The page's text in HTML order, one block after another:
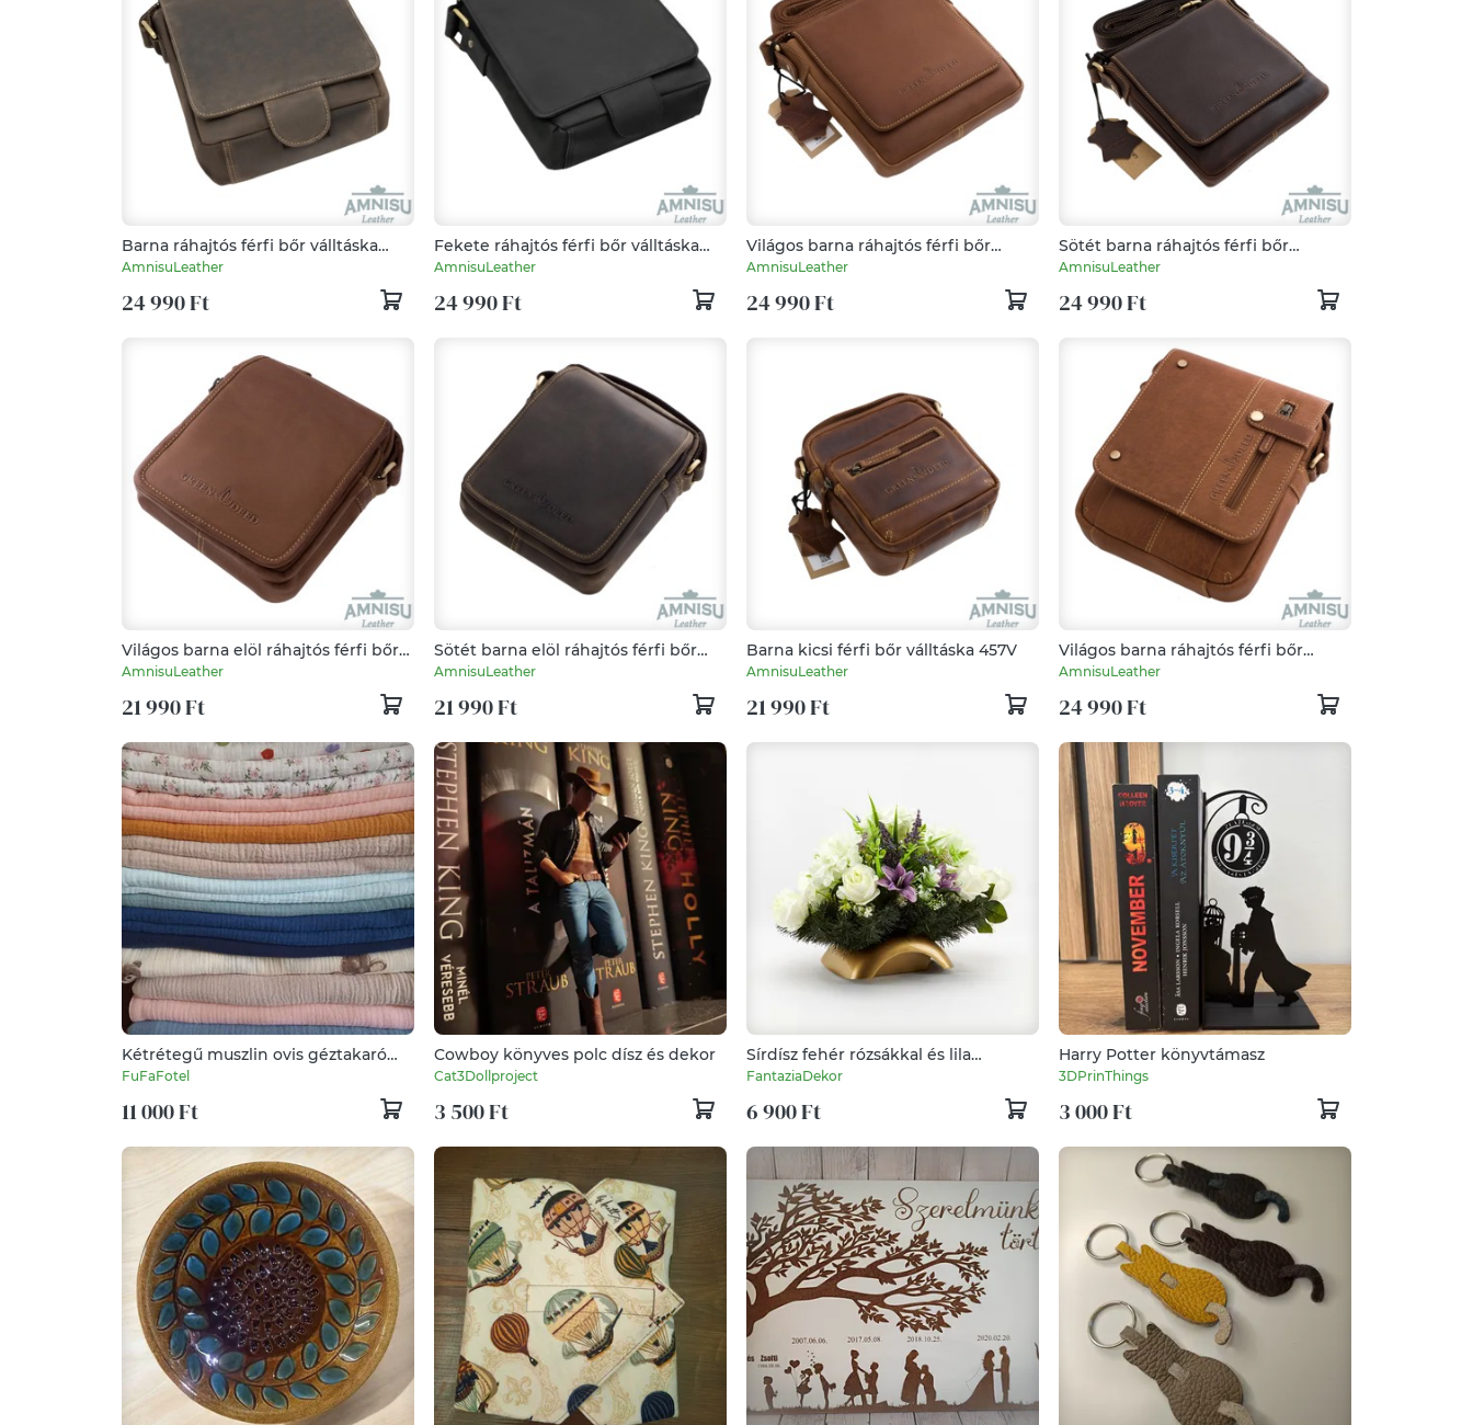
Barna ráhajtós férfi bőr válltáska
TA038
AmnisuLeather
24 990 Ft
Fekete ráhajtós férfi bőr válltáska
TA038
AmnisuLeather
24 990 Ft
Világos barna ráhajtós férfi bőr
válltáska 710B
AmnisuLeather
24 990 Ft
Sötét barna ráhajtós férfi bőr
válltáska 710C
AmnisuLeather
24 990 Ft
Világos barna elöl ráhajtós férfi bőr
válltáska 5031B
AmnisuLeather
21 990 Ft
Sötét barna elöl ráhajtós férfi bőr
válltáska 5031
AmnisuLeather
21 990 Ft
Barna kicsi férfi bőr válltáska 457V
AmnisuLeather
21 990 Ft
Világos barna ráhajtós férfi bőr
válltáska 297SB
AmnisuLeather
24 990 Ft
Kétrétegű muszlin ovis géztakaró
105x130 cm RENDELÉSRE
FuFaFotel
11 000 Ft
Cowboy könyves polc dísz és dekor
Cat3Dollproject
3 500 Ft
Sírdísz fehér rózsákkal és lila
klemátisszal – elegáns kegyeleti
FantaziaDekor
6 900 Ft
Harry Potter könyvtámasz
3DPrinThings
3 000 Ft